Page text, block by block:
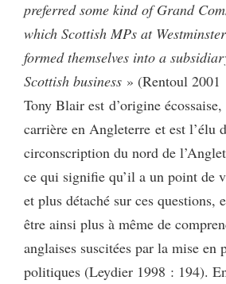
preferred some kind of Grand
which Scottish MPs at
formed themselves into a
Scottish business » (Rentoul 2001
Tony Blair est d’origine
carrière en Angleterre et est l’élu
circonscription du nord de
ce qui signifie qu’il a un point de
et plus détaché sur ces questions,
être ainsi plus à même de
anglaises suscitées par la mise en
politiques (Leydier 1998 : 194).